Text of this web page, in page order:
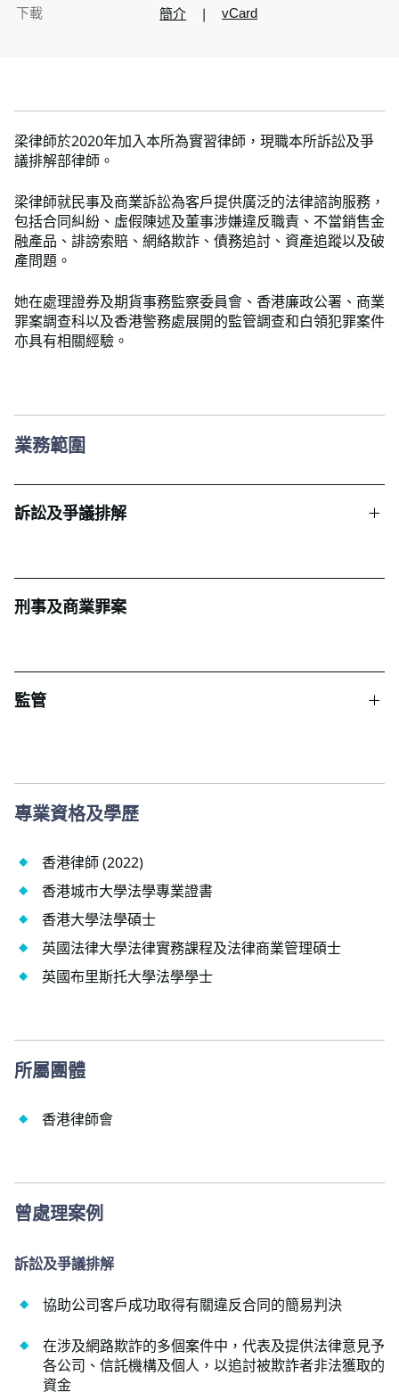
下載 簡介 | vCard
梁律師於2020年加入本所為實習律師，現職本所訴訟及爭
議排解部律師。
梁律師就民事及商業訴訟為客戶提供廣泛的法律諮詢服務，
包括合同糾紛、虛假陳述及董事涉嫌違反職責、不當銷售金
融產品、誹謗索賠、網絡欺詐、債務追討、資產追蹤以及破
產問題。
她在處理證券及期貨事務監察委員會、香港廉政公署、商業
罪案調查科以及香港警務處展開的監管調查和白領犯罪案件
亦具有相關經驗。
業務範圍
訴訟及爭議排解
刑事及商業罪案
監管
專業資格及學歷
香港律師 (2022)
香港城市大學法學專業證書
香港大學法學碩士
英國法律大學法律實務課程及法律商業管理碩士
英國布里斯托大學法學學士
所屬團體
香港律師會
曾處理案例
訴訟及爭議排解
協助公司客戶成功取得有關違反合同的簡易判決
在涉及網路欺詐的多個案件中，代表及提供法律意見予
各公司、信託機構及個人，以追討被欺詐者非法獲取的
資金